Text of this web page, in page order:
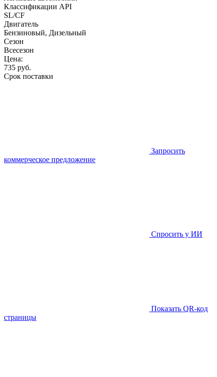
Классификации API
SL/CF
Двигатель
Бензиновый, Дизельный
Сезон
Всесезон
Цена:
735 руб.
Срок поставки
Запросить
коммерческое предложение
Спросить у ИИ
Показать QR-код
страницы